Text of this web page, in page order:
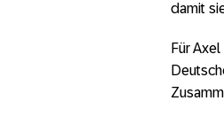
damit
Für